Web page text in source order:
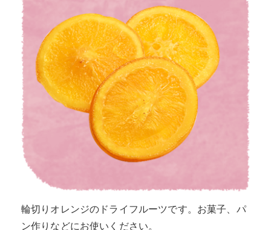
輪切りオレンジのドライフルーツです。お菓子、パ
ン作りなどにお使いください。